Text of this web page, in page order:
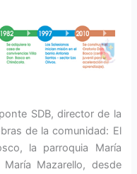
SDB, director de la
de la comunidad: El
la parroquia Ma­ría
Mazarello, desde